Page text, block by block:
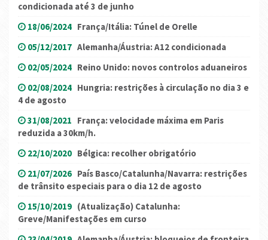
condicionada até 3 de junho
18/06/2024 França/Itália: Túnel de Orelle
05/12/2017 Alemanha/Áustria: A12 condicionada
02/05/2024 Reino Unido: novos controlos aduaneiros
02/08/2024 Hungria: restrições à circulação no dia 3 e
4 de agosto
31/08/2021 França: velocidade máxima em Paris
reduzida a 30km/h.
22/10/2020 Bélgica: recolher obrigatório
21/07/2026 País Basco/Catalunha/Navarra: restrições
de trânsito especiais para o dia 12 de agosto
15/10/2019 (Atualização) Catalunha:
Greve/Manifestações em curso